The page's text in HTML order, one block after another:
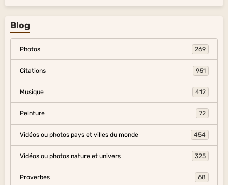
Blog
Photos 269
Citations 951
Musique 412
Peinture 72
Vidéos ou photos pays et villes du monde 454
Vidéos ou photos nature et univers 325
Proverbes 68